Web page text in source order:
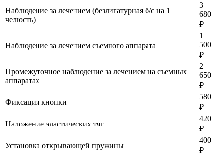
Наблюдение за лечением (безлигатурная б/с на 1
челюсть)
3
680
₽
Наблюдение за лечением съемного аппарата
1
500
₽
Промежуточное наблюдение за лечением на съемных
аппаратах
2
650
₽
Фиксация кнопки
580
₽
Наложение эластических тяг
420
₽
Установка открывающей пружины
400
₽